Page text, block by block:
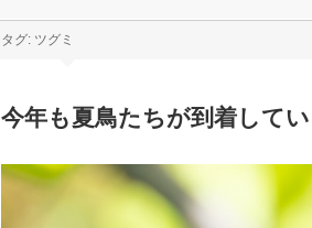
タグ: ツグミ
今年も夏鳥たちが到着してい